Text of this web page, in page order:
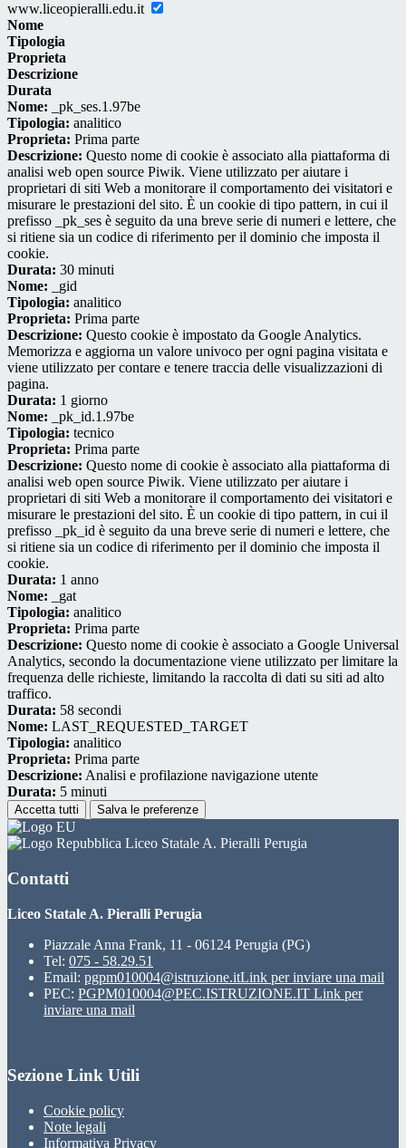
www.liceopieralli.edu.it
Nome
Tipologia
Proprieta
Descrizione
Durata
Nome: _pk_ses.1.97be
Tipologia: analitico
Proprieta: Prima parte
Descrizione: Questo nome di cookie è associato alla piattaforma di
analisi web open source Piwik. Viene utilizzato per aiutare i
proprietari di siti Web a monitorare il comportamento dei visitatori e
misurare le prestazioni del sito. È un cookie di tipo pattern, in cui il
prefisso _pk_ses è seguito da una breve serie di numeri e lettere, che
si ritiene sia un codice di riferimento per il dominio che imposta il
cookie.
Durata: 30 minuti
Nome: _gid
Tipologia: analitico
Proprieta: Prima parte
Descrizione: Questo cookie è impostato da Google Analytics.
Memorizza e aggiorna un valore univoco per ogni pagina visitata e
viene utilizzato per contare e tenere traccia delle visualizzazioni di
pagina.
Durata: 1 giorno
Nome: _pk_id.1.97be
Tipologia: tecnico
Proprieta: Prima parte
Descrizione: Questo nome di cookie è associato alla piattaforma di
analisi web open source Piwik. Viene utilizzato per aiutare i
proprietari di siti Web a monitorare il comportamento dei visitatori e
misurare le prestazioni del sito. È un cookie di tipo pattern, in cui il
prefisso _pk_id è seguito da una breve serie di numeri e lettere, che
si ritiene sia un codice di riferimento per il dominio che imposta il
cookie.
Durata: 1 anno
Nome: _gat
Tipologia: analitico
Proprieta: Prima parte
Descrizione: Questo nome di cookie è associato a Google Universal
Analytics, secondo la documentazione viene utilizzato per limitare la
frequenza delle richieste, limitando la raccolta di dati su siti ad alto
traffico.
Durata: 58 secondi
Nome: LAST_REQUESTED_TARGET
Tipologia: analitico
Proprieta: Prima parte
Descrizione: Analisi e profilazione navigazione utente
Durata: 5 minuti
Accetta tutti Salva le preferenze
Liceo Statale A. Pieralli Perugia
Contatti
Liceo Statale A. Pieralli Perugia
Piazzale Anna Frank, 11 - 06124 Perugia (PG)
Tel: 075 - 58.29.51
Email: pgpm010004@istruzione.itLink per inviare una mail
PEC: PGPM010004@PEC.ISTRUZIONE.IT Link per
inviare una mail
Sezione Link Utili
Cookie policy
Note legali
Informativa Privacy